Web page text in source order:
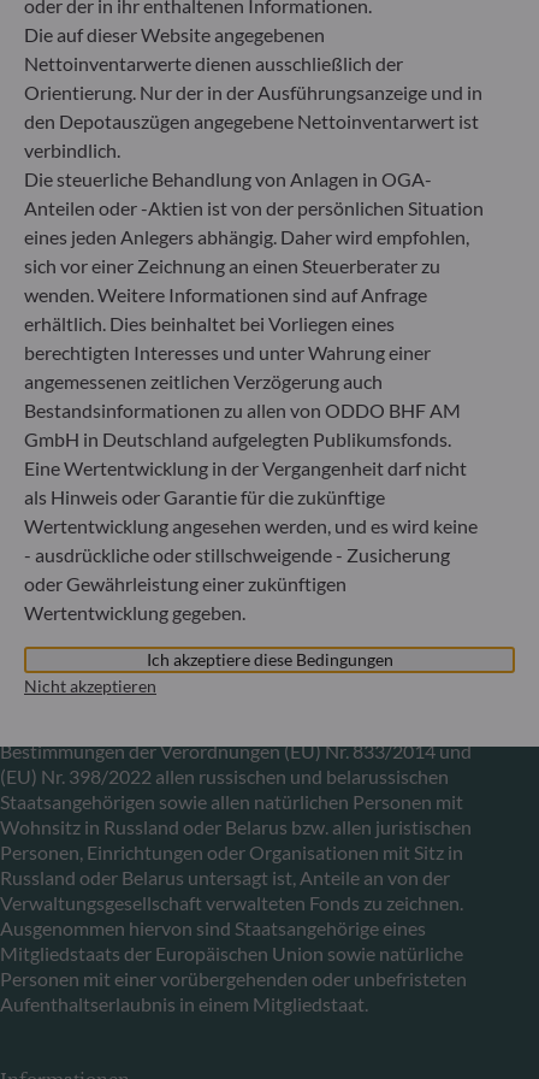
Gallusanlage 8
60329 Frankfurt am Main
Deutschland
+49 (0) 69 920 50 0
Von der Bundesanstalt für Finanzdienstleistungsaufsicht
(„BaFin“) zugelassene und beaufsichtigte
Fondsverwaltungsgesellschaft
Handelsregister : HRB 11971 Amtsgericht Düsseldorf
ODDO BHF Asset Management LUX
6, rue Gabriel Lippmann
L-5365 Munsbach
Luxemburg
+352 45 76 76 245
Von der Luxemburger Commission de Surveillance du
Secteur Financier (CSSF) zugelassene
Fondsverwaltungsgesellschaft, Handelsregisternummer: B
29891
Mitteilung zu EU-Sanktionen gegen Russland
In Übereinstimmung mit den von der Europäischen Union
im Zusammenhang mit der Ukraine-Krise verhängten
Bestimmungen der Verordnungen (EU) Nr. 833/2014 und
(EU) Nr. 398/2022 allen russischen und belarussischen
Staatsangehörigen sowie allen natürlichen Personen mit
Wohnsitz in Russland oder Belarus bzw. allen juristischen
Personen, Einrichtungen oder Organisationen mit Sitz in
Russland oder Belarus untersagt ist, Anteile an von der
Verwaltungsgesellschaft verwalteten Fonds zu zeichnen.
Ausgenommen hiervon sind Staatsangehörige eines
Mitgliedstaats der Europäischen Union sowie natürliche
Personen mit einer vorübergehenden oder unbefristeten
Aufenthaltserlaubnis in einem Mitgliedstaat.
oder der in ihr enthaltenen Informationen.
Die auf dieser Website angegebenen
Nettoinventarwerte dienen ausschließlich der
Orientierung. Nur der in der Ausführungsanzeige und in
den Depotauszügen angegebene Nettoinventarwert ist
verbindlich.
Die steuerliche Behandlung von Anlagen in OGA-
Anteilen oder -Aktien ist von der persönlichen Situation
eines jeden Anlegers abhängig. Daher wird empfohlen,
sich vor einer Zeichnung an einen Steuerberater zu
wenden. Weitere Informationen sind auf Anfrage
erhältlich. Dies beinhaltet bei Vorliegen eines
berechtigten Interesses und unter Wahrung einer
angemessenen zeitlichen Verzögerung auch
Bestandsinformationen zu allen von ODDO BHF AM
GmbH in Deutschland aufgelegten Publikumsfonds.
Eine Wertentwicklung in der Vergangenheit darf nicht
als Hinweis oder Garantie für die zukünftige
Wertentwicklung angesehen werden, und es wird keine
- ausdrückliche oder stillschweigende - Zusicherung
oder Gewährleistung einer zukünftigen
Wertentwicklung gegeben.
Ich akzeptiere diese Bedingungen
Nicht akzeptieren